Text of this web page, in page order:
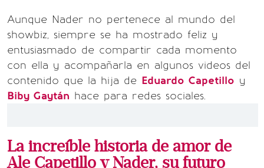
Aunque Nader no pertenece al mundo del
showbiz, siempre se ha mostrado feliz y
entusiasmado de compartir cada momento
con ella y acompañarla en algunos videos del
contenido que la hija de Eduardo Capetillo y
Biby Gaytán hace para redes sociales.
La increíble historia de amor de
Ale Capetillo y Nader, su futuro